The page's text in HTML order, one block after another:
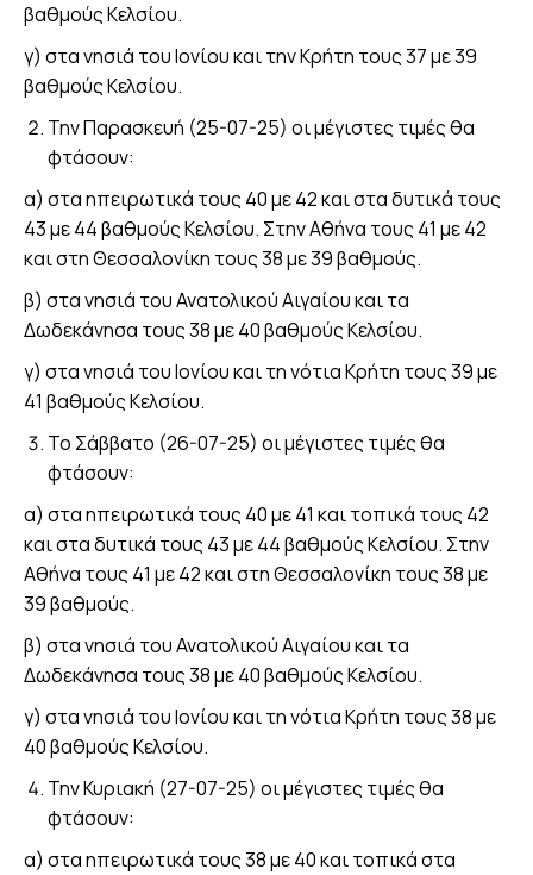
βαθμούς Κελσίου.
γ) στα νησιά του Ιονίου και την Κρήτη τους 37 με 39
βαθμούς Κελσίου.
Την Παρασκευή (25-07-25) οι μέγιστες τιμές θα
φτάσουν:
α) στα ηπειρωτικά τους 40 με 42 και στα δυτικά τους
43 με 44 βαθμούς Κελσίου. Στην Αθήνα τους 41 με 42
και στη Θεσσαλονίκη τους 38 με 39 βαθμούς.
β) στα νησιά του Ανατολικού Αιγαίου και τα
Δωδεκάνησα τους 38 με 40 βαθμούς Κελσίου.
γ) στα νησιά του Ιονίου και τη νότια Κρήτη τους 39 με
41 βαθμούς Κελσίου.
Το Σάββατο (26-07-25) οι μέγιστες τιμές θα
φτάσουν:
α) στα ηπειρωτικά τους 40 με 41 και τοπικά τους 42
και στα δυτικά τους 43 με 44 βαθμούς Κελσίου. Στην
Αθήνα τους 41 με 42 και στη Θεσσαλονίκη τους 38 με
39 βαθμούς.
β) στα νησιά του Ανατολικού Αιγαίου και τα
Δωδεκάνησα τους 38 με 40 βαθμούς Κελσίου.
γ) στα νησιά του Ιονίου και τη νότια Κρήτη τους 38 με
40 βαθμούς Κελσίου.
Την Κυριακή (27-07-25) οι μέγιστες τιμές θα
φτάσουν:
α) στα ηπειρωτικά τους 38 με 40 και τοπικά στα